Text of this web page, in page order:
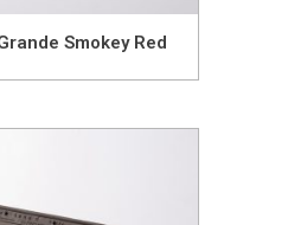
Smokey Red